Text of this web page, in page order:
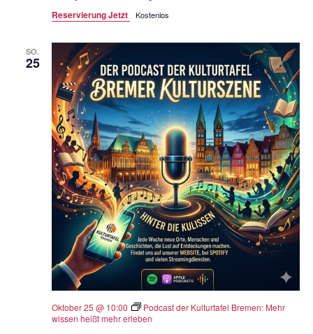
Reservierung Jetzt Kostenlos
SO.
25
Oktober 25 @ 10:00
Podcast der Kulturtafel Bremen: Mehr
wissen heißt mehr erleben